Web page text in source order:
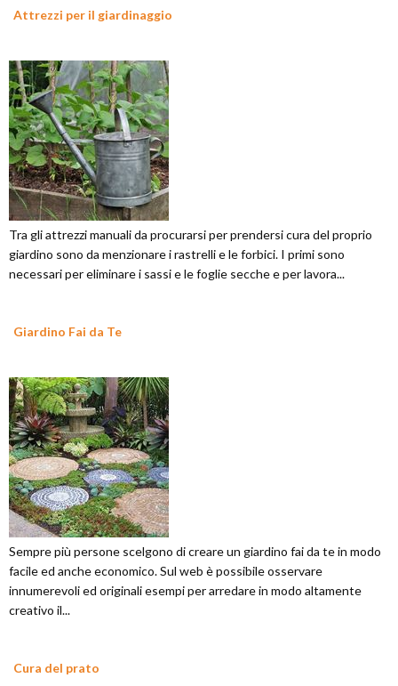
Attrezzi per il giardinaggio
Tra gli attrezzi manuali da procurarsi per prendersi cura del proprio
giardino sono da menzionare i rastrelli e le forbici. I primi sono
necessari per eliminare i sassi e le foglie secche e per lavora...
Giardino Fai da Te
Sempre più persone scelgono di creare un giardino fai da te in modo
facile ed anche economico. Sul web è possibile osservare
innumerevoli ed originali esempi per arredare in modo altamente
creativo il...
Cura del prato